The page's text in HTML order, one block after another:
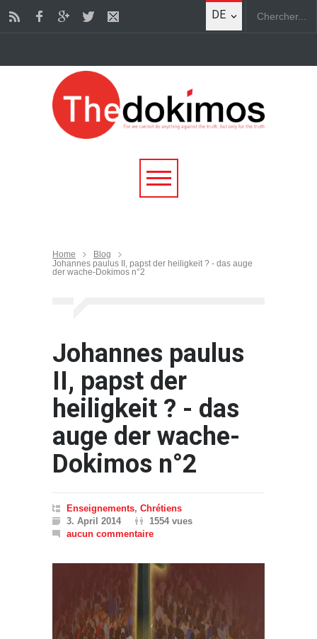
DE
Home
Blog
Johannes paulus II, papst der heiligkeit ? - das auge
der wache-Dokimos n°2
Johannes paulus
II, papst der
heiligkeit ? - das
auge der wache-
Dokimos n°2
Enseignements, Chrétiens
3. April 2014
1554 vues
aucun commentaire